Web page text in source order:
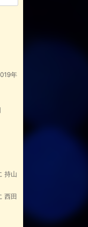
年
持山
西田